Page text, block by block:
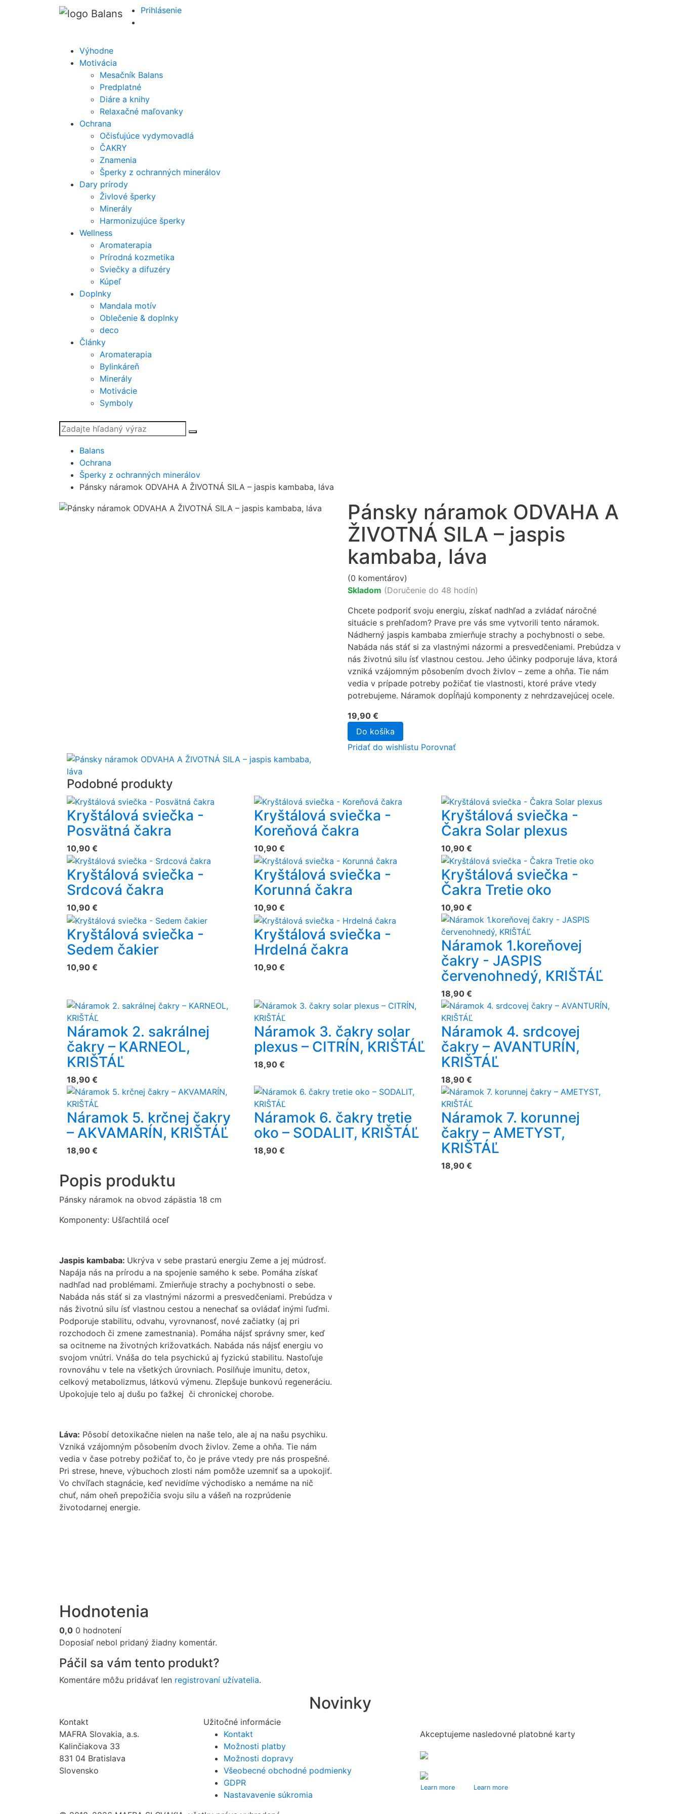
Prihlásenie
Výhodne
Motivácia
Mesačník Balans
Predplatné
Diáre a knihy
Relaxačné maľovanky
Ochrana
Očisťujúce vydymovadlá
ČAKRY
Znamenia
Šperky z ochranných minerálov
Dary prírody
Živlové šperky
Minerály
Harmonizujúce šperky
Wellness
Aromaterapia
Prírodná kozmetika
Sviečky a difuzéry
Kúpeľ
Doplnky
Mandala motív
Oblečenie & doplnky
deco
Články
Aromaterapia
Bylinkáreň
Minerály
Motivácie
Symboly
Balans
Ochrana
Šperky z ochranných minerálov
Pánsky náramok ODVAHA A ŽIVOTNÁ SILA – jaspis kambaba, láva
Pánsky náramok ODVAHA A
ŽIVOTNÁ SILA – jaspis
kambaba, láva
(0 komentárov)
Skladom (Doručenie do 48 hodín)
Chcete podporiť svoju energiu, získať nadhľad a zvládať náročné
situácie s prehľadom? Prave pre vás sme vytvorili tento náramok.
Nádherný jaspis kambaba zmierňuje strachy a pochybnosti o sebe.
Nabáda nás stáť si za vlastnými názormi a presvedčeniami. Prebúdza v
nás životnú silu ísť vlastnou cestou. Jeho účinky podporuje láva, ktorá
vzniká vzájomným pôsobením dvoch živlov – zeme a ohňa. Tie nám
vedia v prípade potreby požičať tie vlastnosti, ktoré práve vtedy
potrebujeme. Náramok dopĺňajú komponenty z nehrdzavejúcej ocele.
19,90 €
Do košíka
Pridať do wishlistu Porovnať
Podobné produkty
Kryštálová sviečka -
Posvätná čakra
10,90 €
Kryštálová sviečka -
Koreňová čakra
10,90 €
Kryštálová sviečka -
Čakra Solar plexus
10,90 €
Kryštálová sviečka -
Srdcová čakra
10,90 €
Kryštálová sviečka -
Korunná čakra
10,90 €
Kryštálová sviečka -
Čakra Tretie oko
10,90 €
Kryštálová sviečka -
Sedem čakier
10,90 €
Kryštálová sviečka -
Hrdelná čakra
10,90 €
Náramok 1.koreňovej
čakry - JASPIS
červenohnedý, KRIŠTÁĽ
18,90 €
Náramok 2. sakrálnej
čakry – KARNEOL,
KRIŠTÁĽ
18,90 €
Náramok 3. čakry solar
plexus – CITRÍN, KRIŠTÁĽ
18,90 €
Náramok 4. srdcovej
čakry – AVANTURÍN,
KRIŠTÁĽ
18,90 €
Náramok 5. krčnej čakry
– AKVAMARÍN, KRIŠTÁĽ
18,90 €
Náramok 6. čakry tretie
oko – SODALIT, KRIŠTÁĽ
18,90 €
Náramok 7. korunnej
čakry – AMETYST,
KRIŠTÁĽ
18,90 €
Popis produktu
Pánsky náramok na obvod zápästia 18 cm
Komponenty: Ušľachtilá oceľ
Jaspis kambaba: Ukrýva v sebe prastarú energiu Zeme a jej múdrosť.
Napája nás na prírodu a na spojenie samého k sebe. Pomáha získať
nadhľad nad problémami. Zmierňuje strachy a pochybnosti o sebe.
Nabáda nás stáť si za vlastnými názormi a presvedčeniami. Prebúdza v
nás životnú silu ísť vlastnou cestou a nenechať sa ovládať inými ľuďmi.
Podporuje stabilitu, odvahu, vyrovnanosť, nové začiatky (aj pri
rozchodoch či zmene zamestnania). Pomáha nájsť správny smer, keď
sa ocitneme na životných križovatkách. Nabáda nás nájsť energiu vo
svojom vnútri. Vnáša do tela psychickú aj fyzickú stabilitu. Nastoľuje
rovnováhu v tele na všetkých úrovniach. Posilňuje imunitu, detox,
celkový metabolizmus, látkovú výmenu. Zlepšuje bunkovú regeneráciu.
Upokojuje telo aj dušu po ťažkej či chronickej chorobe.
Láva: Pôsobí detoxikačne nielen na naše telo, ale aj na našu psychiku.
Vzniká vzájomným pôsobením dvoch živlov. Zeme a ohňa. Tie nám
vedia v čase potreby požičať to, čo je práve vtedy pre nás prospešné.
Pri strese, hneve, výbuchoch zlosti nám pomôže uzemniť sa a upokojiť.
Vo chvíľach stagnácie, keď nevidíme východisko a nemáme na nič
chuť, nám oheň prepožičia svoju silu a vášeň na rozprúdenie
životodarnej energie.
Hodnotenia
0,0 0 hodnotení
Doposiaľ nebol pridaný žiadny komentár.
Páčil sa vám tento produkt?
Komentáre môžu pridávať len registrovaní užívatelia.
Novinky
Kontakt
MAFRA Slovakia, a.s.
Kalinčiakova 33
831 04 Bratislava
Slovensko
Užitočné informácie
Kontakt
Možnosti platby
Možnosti dopravy
Všeobecné obchodné podmienky
GDPR
Nastavavenie súkromia
Akceptujeme nasledovné platobné karty
Learn more Learn more